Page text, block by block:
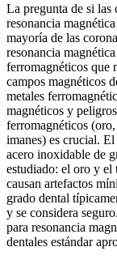
La pregunta de si las
resonancia
mayoría de las
resonancia
ferromagnéticos que
campos magnéticos
metales
magnéticos y
ferromagnéticos
imanes) es crucial.
acero inoxidable de
estudiado: el oro y el
causan artefactos
grado dental
y se considera
para resonancia
dentales estándar